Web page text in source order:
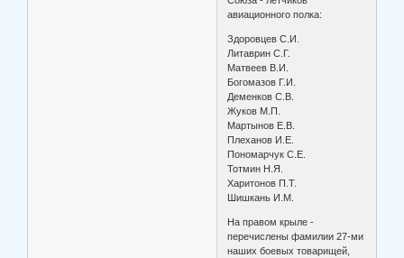
авиационного полка:
Здоровцев С.И.
Литаврин С.Г.
Матвеев В.И.
Богомазов Г.И.
Деменков С.В.
Жуков М.П.
Мартынов Е.В.
Плеханов И.Е.
Пономарчук С.Е.
Тотмин Н.Я.
Харитонов П.Т.
Шишкань И.М.
На правом крыле -
перечислены фамилии 27-ми
наших боевых товарищей,